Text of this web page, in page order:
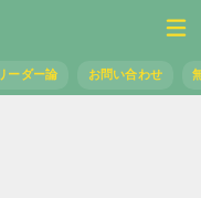
ーダー論 お問い合わせ